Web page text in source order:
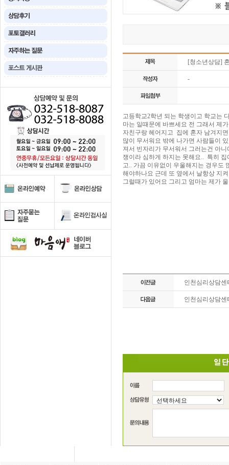
[청소년상담]
-
고등학교2학년 되는 학생이고 학교는
마는 일때문에 바쁘세요 전 그래서 제
자친구랑 헤어지고 집에 혼자 남겨지
많이 무서워요 밖에 나가면 사람들이
져서 빈자리가 무서워서 그러는건 아
쟁이라 심하게 하지는 못해요.. 특히
고.. 가끔 이유없이 우울해지는 경우도
해야하나요 근데 또 옆에서 날항상 지
그럴때가 있어요 그리고 엄마는 제가
인천심리상담
인천심리상담